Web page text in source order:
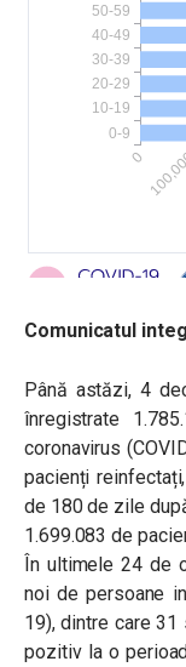
Comunicatul
Până astăzi, 4
înregistrate
coronavirus
pacienți
de 180 de zile
1.699.083 de
În ultimele 24 de
noi de persoane
19), dintre care
pozitiv la o